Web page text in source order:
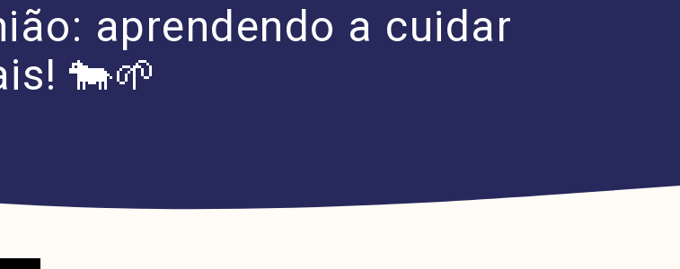
aprendendo a cuidar
🐄🌱